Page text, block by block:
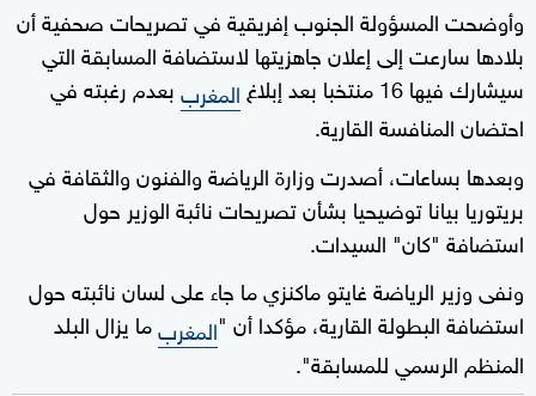
وأوضحت المسؤولة الجنوب إفريقية في تصريحات صحفية أن
بلادها سارعت إلى إعلان جاهزيتها لاستضافة المسابقة التي
سيشارك فيها 16 منتخبا بعد إبلاغ
المغرببعدم رغبته في
احتضان المنافسة القارية.
وبعدها بساعات، أصدرت وزارة الرياضة والفنون والثقافة في
بريتوريا بيانا توضيحيا بشأن تصريحات نائبة الوزير حول
استضافة "كان" السيدات.
ونفى وزير الرياضة غايتو ماكنزي ما جاء على لسان نائبته حول
استضافة البطولة القارية، مؤكدا أن "المغربما يزال البلد
المنظم الرسمي للمسابقة".